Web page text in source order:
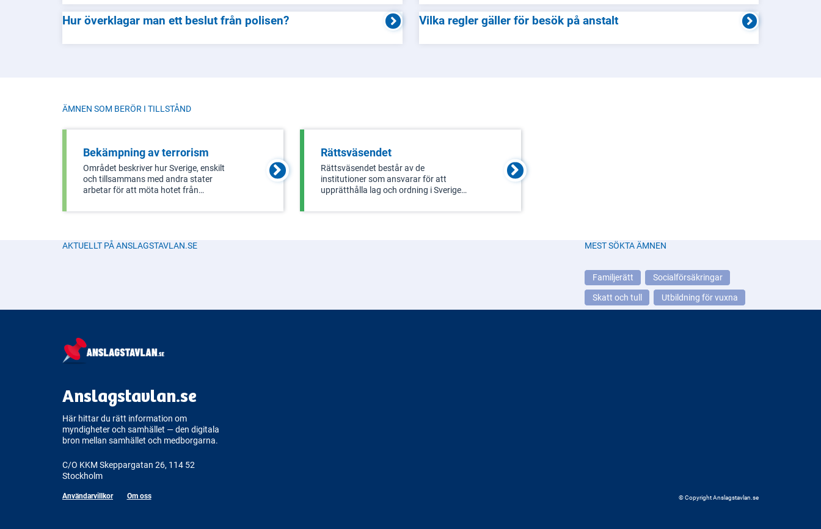
Hur överklagar man ett beslut från polisen? Vilka regler gäller för besök på anstalt
ÄMNEN SOM BERÖR I TILLSTÅND
Bekämpning av terrorism
Området beskriver hur Sverige, enskilt
och tillsammans med andra stater
arbetar för att möta hotet från
frågor om lagstiftning mot
Rättsväsendet
Rättsväsendet består av de
institutioner som ansvarar för att
upprätthålla lag och ordning i Sverige,
och kriminalvård. De arbetar med att
AKTUELLT PÅ ANSLAGSTAVLAN.SE MEST SÖKTA ÄMNEN
Familjerätt
Socialförsäkringar
Skatt och tull
Utbildning för vuxna
Anslagstavlan.se
Här hittar du rätt information om
myndigheter och samhället — den digitala
bron mellan samhället och medborgarna.
C/O KKM Skeppargatan 26, 114 52
Stockholm
Användarvillkor Om oss © Copyright Anslagstavlan.se